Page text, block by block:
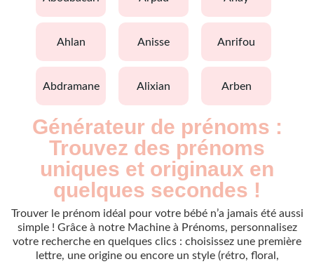
ahlan anisse anrifou
abdramane alixian arben
Générateur de prénoms :
Trouvez des prénoms
uniques et originaux en
quelques secondes !
Trouver le prénom idéal pour votre bébé n’a jamais été aussi
simple ! Grâce à notre Machine à Prénoms, personnalisez
votre recherche en quelques clics : choisissez une première
lettre, une origine ou encore un style (rétro, floral,